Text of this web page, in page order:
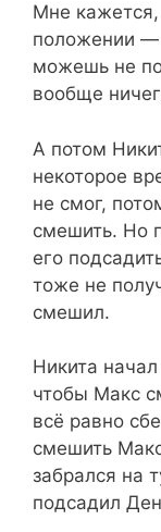
Мне
положении —
можешь не
вообще
А потом
некоторое
не смог,
смешить. Но
его
тоже не
смешил.
Никита
чтобы Макс
всё равно
смешить
забрался на
подсадил